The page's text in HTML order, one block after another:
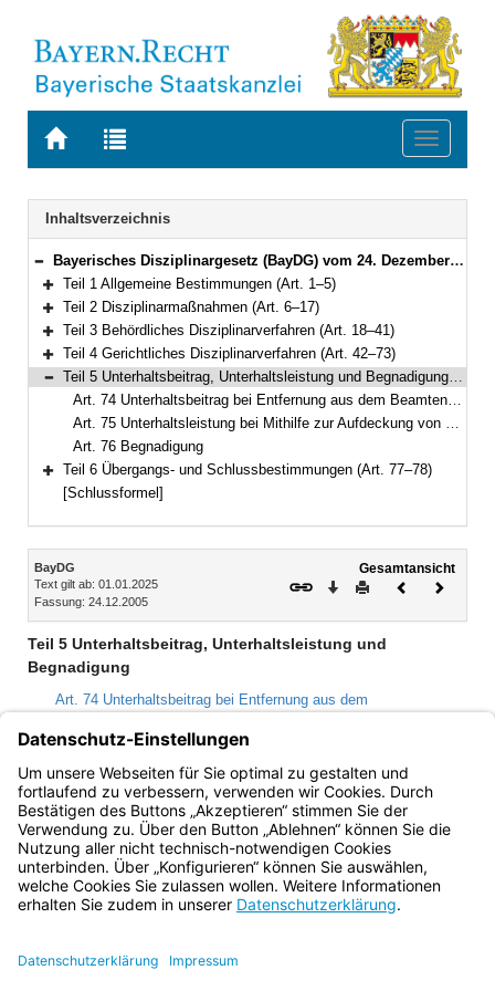
Zur
BAYERN.RECHT
Zur
letzten
Suche
Toggle
Navigation
Inhaltsverzeichnis
Bereich reduzieren
Bayerisches Disziplinargesetz (BayDG) vom 24. Dezember 2005 (GVBl. S. 665) BayRS 2031-1-1-F (Art. 1–78)
Bereich erweitern
Teil 1 Allgemeine Bestimmungen (Art. 1–5)
Bereich erweitern
Teil 2 Disziplinarmaßnahmen (Art. 6–17)
Bereich erweitern
Teil 3 Behördliches Disziplinarverfahren (Art. 18–41)
Bereich erweitern
Teil 4 Gerichtliches Disziplinarverfahren (Art. 42–73)
Bereich reduzieren
Teil 5 Unterhaltsbeitrag, Unterhaltsleistung und Begnadigung (Art. 74–76)
Art. 74 Unterhaltsbeitrag bei Entfernung aus dem Beamtenverhältnis oder bei Aberkennung des Ruhegehalts
Art. 75 Unterhaltsleistung bei Mithilfe zur Aufdeckung von Straftaten
Art. 76 Begnadigung
Bereich erweitern
Teil 6 Übergangs- und Schlussbestimmungen (Art. 77–78)
[Schlussformel]
Inhalt
BayDG
Text gilt ab: 01.01.2025
Fassung: 24.12.2005
Gesamtansicht
Download
DruckenVorheriges
Teil 5 Unterhaltsbeitrag, Unterhaltsleistung und
Begnadigung
Art. 74 Unterhaltsbeitrag bei Entfernung aus dem
Art. 75 Unterhaltsleistung bei Mithilfe zur Aufdeckung von
Straftaten
Art. 76 Begnadigung
Bayern.de
BayernPortal
Impressum